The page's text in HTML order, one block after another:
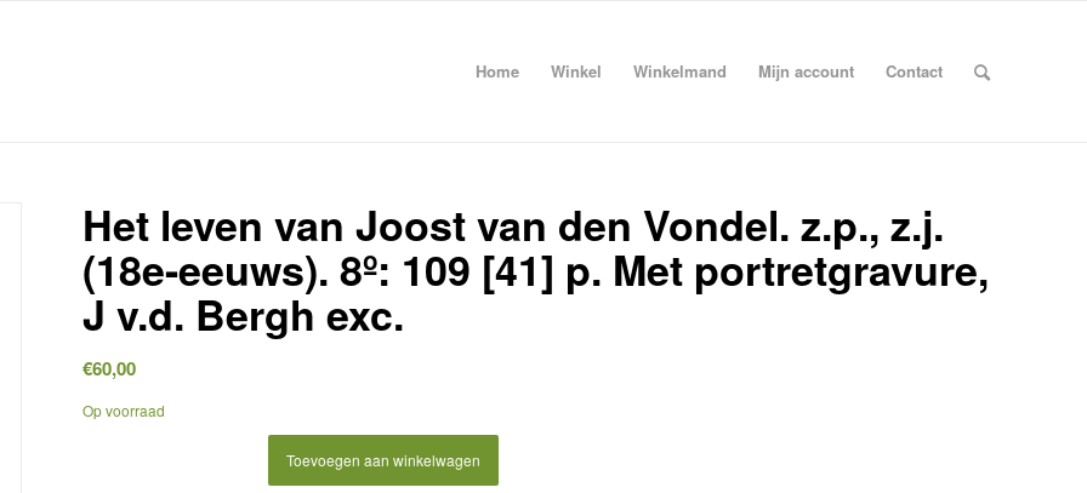
Home Winkel Winkelmand Mijn account Contact
Het leven van Joost van den Vondel. z.p., z.j.
(18e-eeuws). 8º: 109 [41] p. Met portretgravure,
J v.d. Bergh exc.
€60,00
Op voorraad
Toevoegen aan winkelwagen